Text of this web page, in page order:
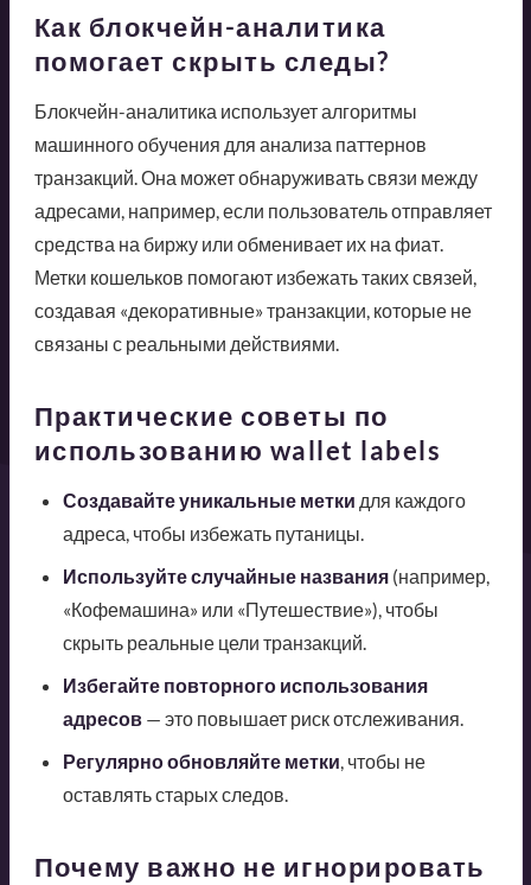
Как блокчейн-аналитика
помогает скрыть следы?
Блокчейн-аналитика использует алгоритмы
машинного обучения для анализа паттернов
транзакций. Она может обнаруживать связи между
адресами, например, если пользователь отправляет
средства на биржу или обменивает их на фиат.
Метки кошельков помогают избежать таких связей,
создавая «декоративные» транзакции, которые не
связаны с реальными действиями.
Практические советы по
использованию wallet labels
Создавайте уникальные метки для каждого
адреса, чтобы избежать путаницы.
Используйте случайные названия(например,
«Кофемашина» или «Путешествие»), чтобы
скрыть реальные цели транзакций.
Избегайте повторного использования
адресов— это повышает риск отслеживания.
Регулярно обновляйте метки, чтобы не
оставлять старых следов.
Почему важно не игнорировать